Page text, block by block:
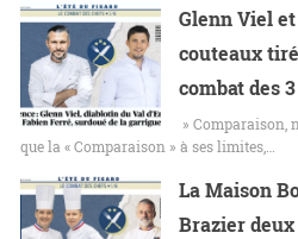
Glenn Viel
couteaux
combat des
» Comparaison,
que la « Comparaison » à ses limites,…
La Maison
Brazier